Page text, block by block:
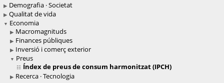
Demografia · Societat
Qualitat de vida
Economia
Macromagnituds
Finances públiques
Inversió i comerç exterior
Preus
Índex de preus de consum harmonitzat (IPCH)
Recerca · Tecnologia